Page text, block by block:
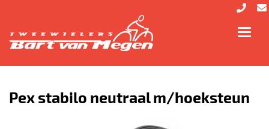
Pex stabilo neutraal m/hoeksteun